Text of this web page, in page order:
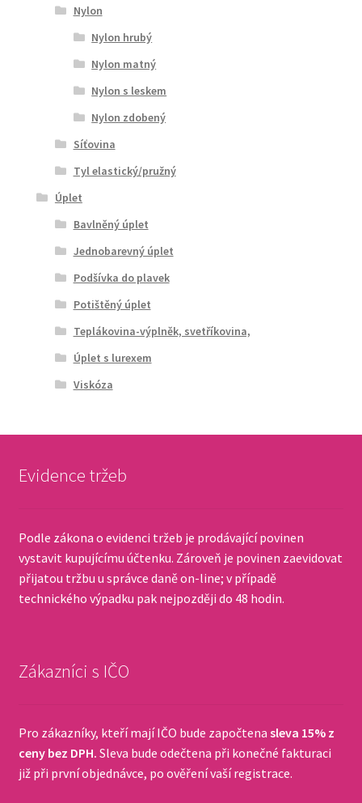
Nylon
Nylon hrubý
Nylon matný
Nylon s leskem
Nylon zdobený
Síťovina
Tyl elastický/pružný
Úplet
Bavlněný úplet
Jednobarevný úplet
Podšívka do plavek
Potištěný úplet
Teplákovina-výplněk, svetříkovina,
Úplet s lurexem
Viskóza
Evidence tržeb
Podle zákona o evidenci tržeb je prodávající povinen
vystavit kupujícímu účtenku. Zároveň je povinen zaevidovat
přijatou tržbu u správce daně on-line; v případě
technického výpadku pak nejpozději do 48 hodin.
Zákazníci s IČO
Pro zákazníky, kteří mají IČO bude započtena sleva 15% z
ceny bez DPH. Sleva bude odečtena při konečné fakturaci
již při první objednávce, po ověření vaší registrace.